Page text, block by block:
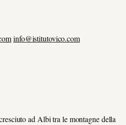
info@istitutovico.com
ad Albi tra le montagne della